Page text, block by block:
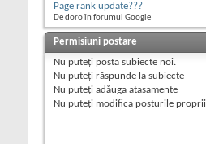
Page rank update???
De doro în forumul Google
Permisiuni postare
Nu puteţi posta subiecte noi.
Nu puteţi răspunde la subiecte
Nu puteţi adăuga ataşamente
Nu puteţi modifica posturile proprii